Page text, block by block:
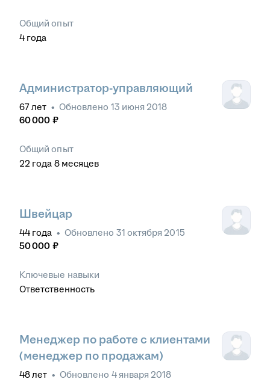
Общий опыт
4 года
Администратор-управляющий
67лет • Обновлено 13 июня 2018
60 000 ₽
Общий опыт
22 года 8 месяцев
Швейцар
44 года • Обновлено 31 октября 2015
50 000 ₽
Ключевые навыки
Ответственность
Менеджер по работе с клиентами
(менеджер по продажам)
48лет • Обновлено 4 января 2018